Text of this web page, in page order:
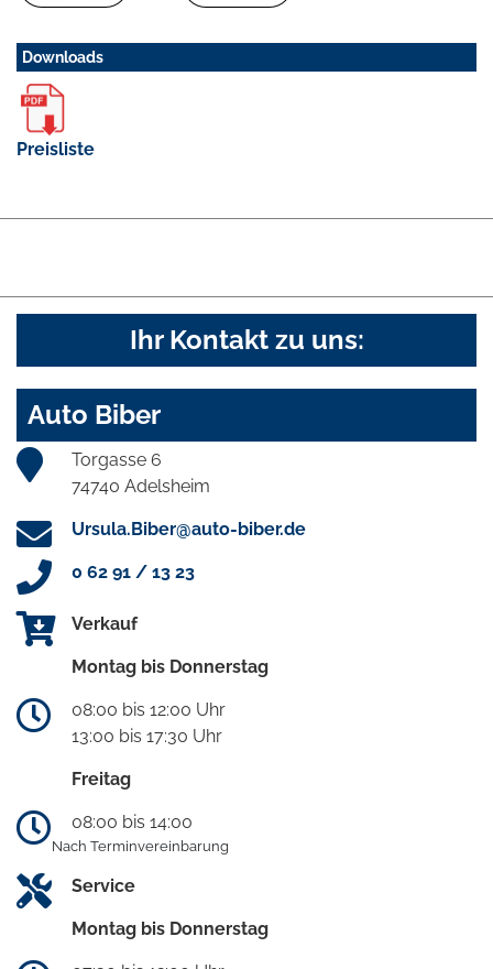
Downloads
Preisliste
Ihr Kontakt zu uns:
Auto Biber
Torgasse 6
74740 Adelsheim
Ursula.Biber@auto-biber.de
0 62 91 / 13 23
Verkauf
Montag bis Donnerstag
08:00 bis 12:00 Uhr
13:00 bis 17:30 Uhr
Freitag
08:00 bis 14:00
Nach Terminvereinbarung
Service
Montag bis Donnerstag